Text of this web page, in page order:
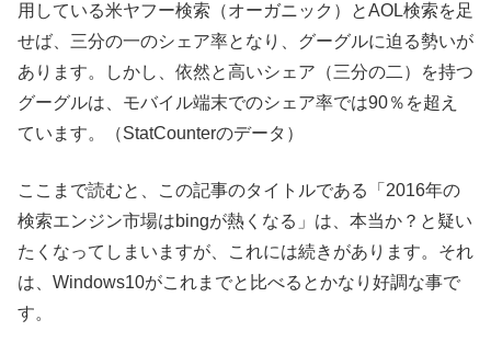
用している米ヤフー検索（オーガニック）とAOL検索を足
せば、三分の一のシェア率となり、グーグルに迫る勢いが
あります。しかし、依然と高いシェア（三分の二）を持つ
グーグルは、モバイル端末でのシェア率では90％を超え
ています。（StatCounterのデータ）
ここまで読むと、この記事のタイトルである「2016年の
検索エンジン市場はbingが熱くなる」は、本当か？と疑い
たくなってしまいますが、これには続きがあります。それ
は、Windows10がこれまでと比べるとかなり好調な事で
す。